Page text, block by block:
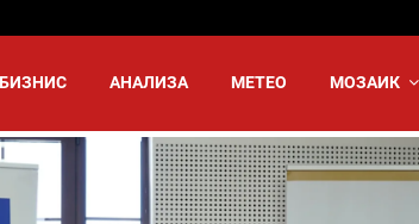
БИЗНИС АНАЛИЗА МЕТЕО МОЗАИК